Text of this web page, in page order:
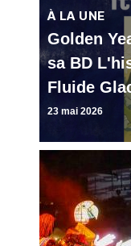
À LA UNE
Golden
sa BD
Fluide
23 mai 2026